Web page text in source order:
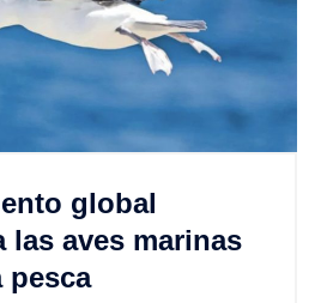
global
las aves marinas
pesca